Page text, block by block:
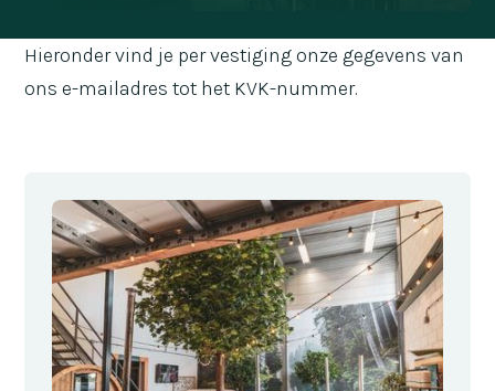
Hieronder vind je per vestiging onze gegevens van
ons e-mailadres tot het KVK-nummer.